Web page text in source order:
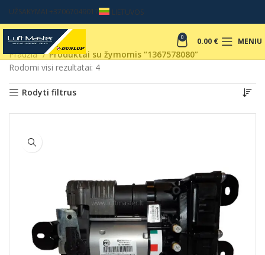
UŽSAKYMAI +37067049017 LIETUVOS
0 0.00 € MENIU
Pradžia
Produktai su žymomis “1367578080”
Rodomi visi rezultatai: 4
Rodyti filtrus